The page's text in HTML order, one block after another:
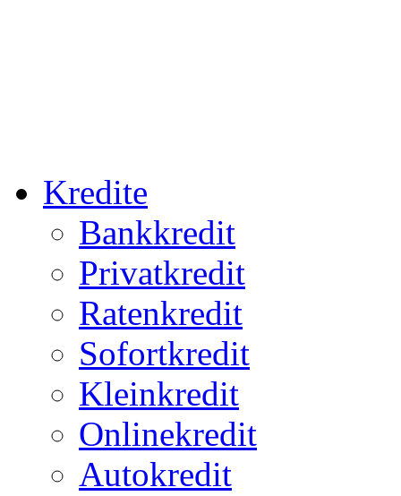
Kredite
Bankkredit
Privatkredit
Ratenkredit
Sofortkredit
Kleinkredit
Onlinekredit
Autokredit